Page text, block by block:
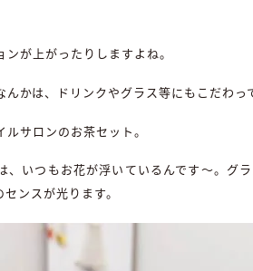
が上がったりしますよね。
かは、ドリンクやグラス等にもこだわっ
サロンのお茶セット。
、いつもお花が浮いているんです～。グ
ンスが光ります。